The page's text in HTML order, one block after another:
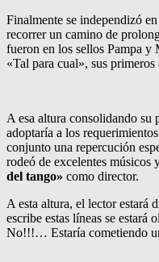
Finalmente se independizó
recorrer un camino de
fueron en los sellos Pampa
«Tal para cual», sus primeros
A esa altura consolidando su
adoptaría a los
conjunto una repercución
rodeó de excelentes músicos
del tango» como director.
A esta altura, el lector
escribe estas líneas se estará
No!!!… Estaría cometiendo